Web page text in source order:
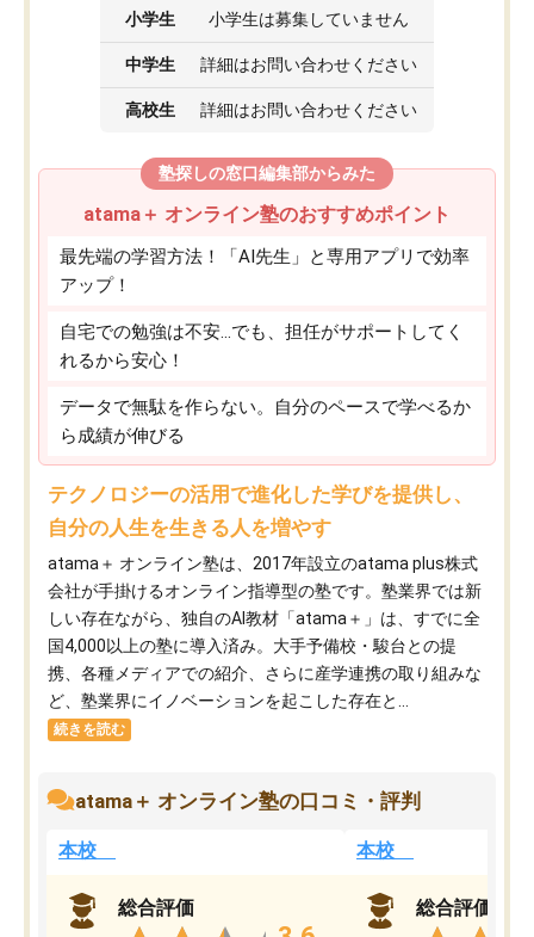
小学生 小学生は募集していません
中学生 詳細はお問い合わせください
高校生 詳細はお問い合わせください
塾探しの窓口編集部からみた
atama＋ オンライン塾のおすすめポイント
最先端の学習方法！「AI先生」と専用アプリで効率
アップ！
自宅での勉強は不安…でも、担任がサポートしてく
れるから安心！
データで無駄を作らない。自分のペースで学べるか
ら成績が伸びる
テクノロジーの活用で進化した学びを提供し、
自分の人生を生きる人を増やす
atama＋ オンライン塾は、2017年設立のatama plus株式
会社が手掛けるオンライン指導型の塾です。塾業界では新
しい存在ながら、独自のAI教材「atama＋」は、すでに全
国4,000以上の塾に導入済み。大手予備校・駿台との提
携、各種メディアでの紹介、さらに産学連携の取り組みな
ど、塾業界にイノベーションを起こした存在と...
続きを読む
atama＋ オンライン塾の口コミ・評判
本校
総合評価
本校
総合評価